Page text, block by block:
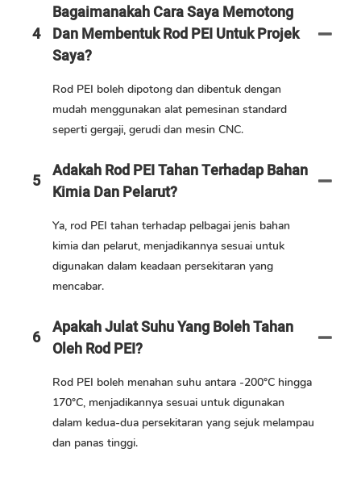
4
Bagaimanakah Cara Saya Memotong
Dan Membentuk Rod PEI Untuk Projek
Saya?
Rod PEI boleh dipotong dan dibentuk dengan
mudah menggunakan alat pemesinan standard
seperti gergaji, gerudi dan mesin CNC.
5 Adakah Rod PEI Tahan Terhadap Bahan
Kimia Dan Pelarut?
Ya, rod PEI tahan terhadap pelbagai jenis bahan
kimia dan pelarut, menjadikannya sesuai untuk
digunakan dalam keadaan persekitaran yang
mencabar.
6 Apakah Julat Suhu Yang Boleh Tahan
Oleh Rod PEI?
Rod PEI boleh menahan suhu antara -200°C hingga
170°C, menjadikannya sesuai untuk digunakan
dalam kedua-dua persekitaran yang sejuk melampau
dan panas tinggi.